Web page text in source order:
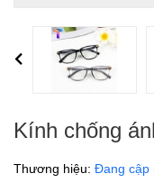
Previous
Kính chống
Thương hiệu: Đang cập